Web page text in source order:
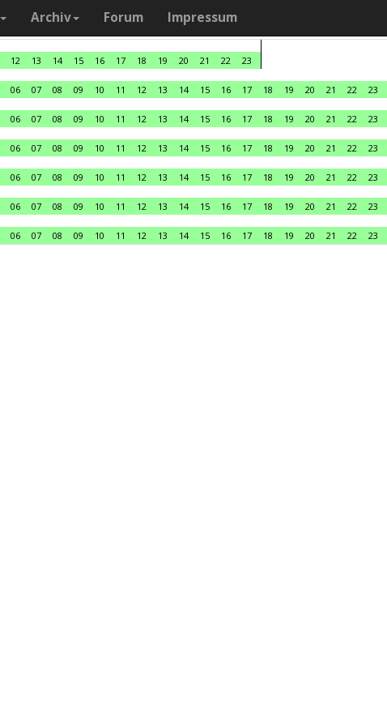
Archiv Forum Impressum
12 13 14 15 16 17 18 19 20 21 22
23
06 07 08 09 10 11 12 13 14 15 16 17 18 19 20 21 22
23
06 07 08 09 10 11 12 13 14 15 16 17 18 19 20 21 22
23
06 07 08 09 10 11 12 13 14 15 16 17 18 19 20 21 22
23
06 07 08 09 10 11 12 13 14 15 16 17 18 19 20 21 22
23
06 07 08 09 10 11 12 13 14 15 16 17 18 19 20 21 22
23
06 07 08 09 10 11 12 13 14 15 16 17 18 19 20 21 22 23